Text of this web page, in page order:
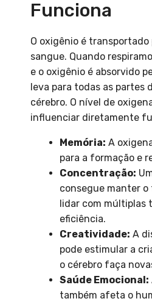
Funciona
O oxigênio é
sangue. Quando
e o oxigênio é absorvido
leva para todas as partes
cérebro. O nível de
influenciar diretamente
Memória: A
para a formação e
Concentração:
consegue manter o
lidar com múltiplas
eficiência.
Creatividade: A
pode estimular a
o cérebro faça
Saúde Emocional:
também afeta o